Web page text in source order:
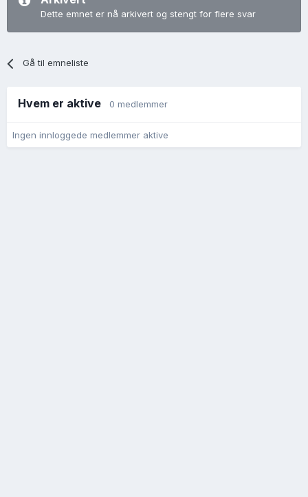
Dette emnet er nå arkivert og stengt for flere svar
Gå til emneliste
Hvem er aktive 0 medlemmer
Ingen innloggede medlemmer aktive